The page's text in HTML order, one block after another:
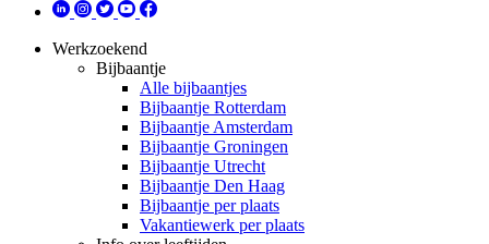
Werkzoekend
Bijbaantje
Alle bijbaantjes
Bijbaantje Rotterdam
Bijbaantje Amsterdam
Bijbaantje Groningen
Bijbaantje Utrecht
Bijbaantje Den Haag
Bijbaantje per plaats
Vakantiewerk per plaats